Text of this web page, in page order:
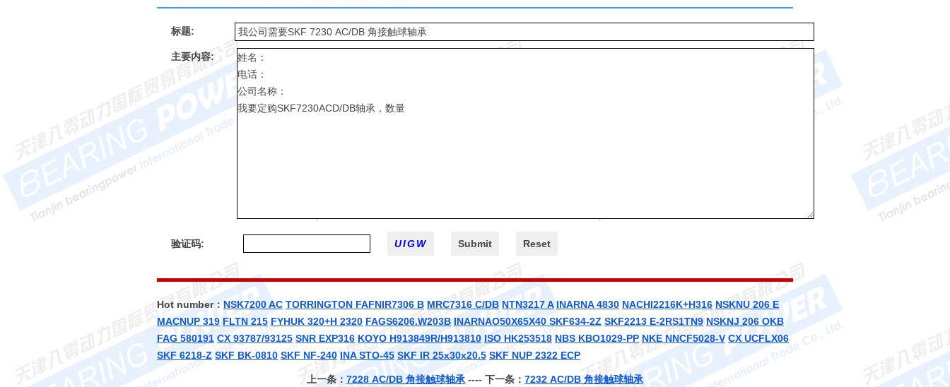
标题:
主要内容:
验证码:
Hot number： NSK7200 AC TORRINGTON FAFNIR7306 B MRC7316 C/DB NTN3217 A INARNA 4830 NACHI2216K+H316 NSKNU 206 E
MACNUP 319 FLTN 215 FYHUK 320+H 2320 FAGS6206.W203B INARNAO50X65X40 SKF634-2Z SKF2213 E-2RS1TN9 NSKNJ 206OKB
FAG 580191 CX 93787/93125 SNR EXP316 KOYO H913849R/H913810 ISO HK253518 NBS KBO1029-PP NKE NNCF5028-V CX UCFLX06
SKF 6218-Z SKF BK-0810 SKF NF-240 INA STO-45 SKF IR 25x30x20.5 SKF NUP 2322 ECP
上一条： 7228 AC/DB 角接触球轴承 ---- 下一条： 7232 AC/DB 角接触球轴承